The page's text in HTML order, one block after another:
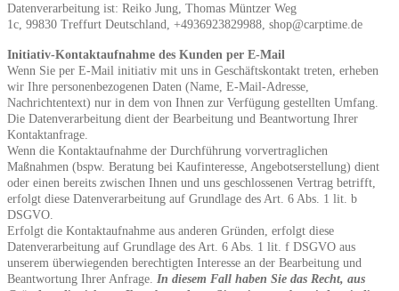
Datenverarbeitung ist: Reiko Jung, Thomas Müntzer Weg
1c, 99830 Treffurt Deutschland, +4936923829988, shop@carptime.de
Initiativ-Kontaktaufnahme des Kunden per E-Mail
Wenn Sie per E-Mail initiativ mit uns in Geschäftskontakt treten, erheben
wir Ihre personenbezogenen Daten (Name, E-Mail-Adresse,
Nachrichtentext) nur in dem von Ihnen zur Verfügung gestellten Umfang.
Die Datenverarbeitung dient der Bearbeitung und Beantwortung Ihrer
Kontaktanfrage.
Wenn die Kontaktaufnahme der Durchführung vorvertraglichen
Maßnahmen (bspw. Beratung bei Kaufinteresse, Angebotserstellung) dient
oder einen bereits zwischen Ihnen und uns geschlossenen Vertrag betrifft,
erfolgt diese Datenverarbeitung auf Grundlage des Art. 6 Abs. 1 lit. b
DSGVO.
Erfolgt die Kontaktaufnahme aus anderen Gründen, erfolgt diese
Datenverarbeitung auf Grundlage des Art. 6 Abs. 1 lit. f DSGVO aus
unserem überwiegenden berechtigten Interesse an der Bearbeitung und
Beantwortung Ihrer Anfrage. In diesem Fall haben Sie das Recht, aus